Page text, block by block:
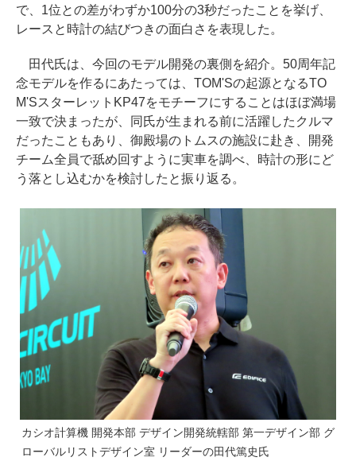
で、1位との差がわずか100分の3秒だったことを挙げ、
レースと時計の結びつきの面白さを表現した。
田代氏は、今回のモデル開発の裏側を紹介。50周年記
念モデルを作るにあたっては、TOM'Sの起源となるTO
M'SスターレットKP47をモチーフにすることはほぼ満場
一致で決まったが、同氏が生まれる前に活躍したクルマ
だったこともあり、御殿場のトムスの施設に赴き、開発
チーム全員で舐め回すように実車を調べ、時計の形にど
う落とし込むかを検討したと振り返る。
カシオ計算機 開発本部 デザイン開発統轄部 第一デザイン部 グ
ローバルリストデザイン室 リーダーの田代篤史氏